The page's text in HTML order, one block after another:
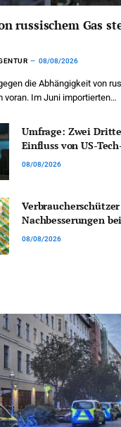
russischem Gas
08/08/2026
die Abhängigkeit von
voran. Im Juni importierten…
Umfrage: Zwei
Einfluss von US-
08/08/2026
Nachbesserungen
08/08/2026